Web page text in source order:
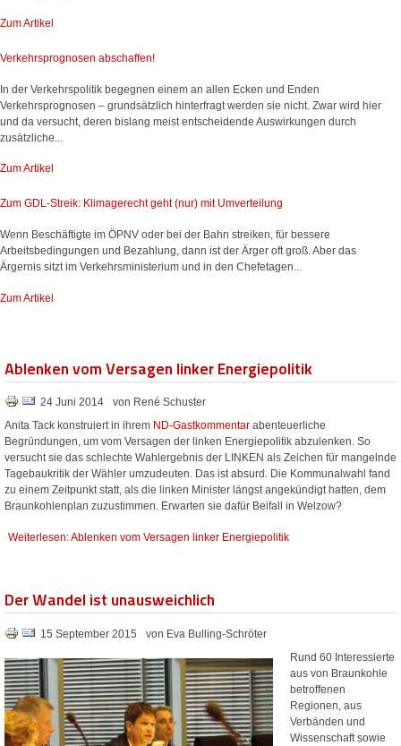
Zum Artikel
Verkehrsprognosen abschaffen!
In der Verkehrspolitik begegnen einem an allen Ecken und Enden
Verkehrsprognosen – grundsätzlich hinterfragt werden sie nicht. Zwar wird hier
und da versucht, deren bislang meist entscheidende Auswirkungen durch
zusätzliche...
Zum Artikel
Zum GDL-Streik: Klimagerecht geht (nur) mit Umverteilung
Wenn Beschäftigte im ÖPNV oder bei der Bahn streiken, für bessere
Arbeitsbedingungen und Bezahlung, dann ist der Ärger oft groß. Aber das
Ärgernis sitzt im Verkehrsministerium und in den Chefetagen...
Zum Artikel
Ablenken vom Versagen linker Energiepolitik
24 Juni 2014
von René Schuster
Anita Tack konstruiert in ihrem ND-Gastkommentar abenteuerliche
Begründungen, um vom Versagen der linken Energiepolitik abzulenken. So
versucht sie das schlechte Wahlergebnis der LINKEN als Zeichen für mangelnde
Tagebaukritik der Wähler umzudeuten. Das ist absurd. Die Kommunalwahl fand
zu einem Zeitpunkt statt, als die linken Minister längst angekündigt hatten, dem
Braunkohlenplan zuzustimmen. Erwarten sie dafür Beifall in Welzow?
Weiterlesen: Ablenken vom Versagen linker Energiepolitik
Der Wandel ist unausweichlich
15 September 2015 von Eva Bulling-Schröter
Rund 60 Interessierte
aus von Braunkohle
betroffenen
Regionen, aus
Verbänden und
Wissenschaft sowie